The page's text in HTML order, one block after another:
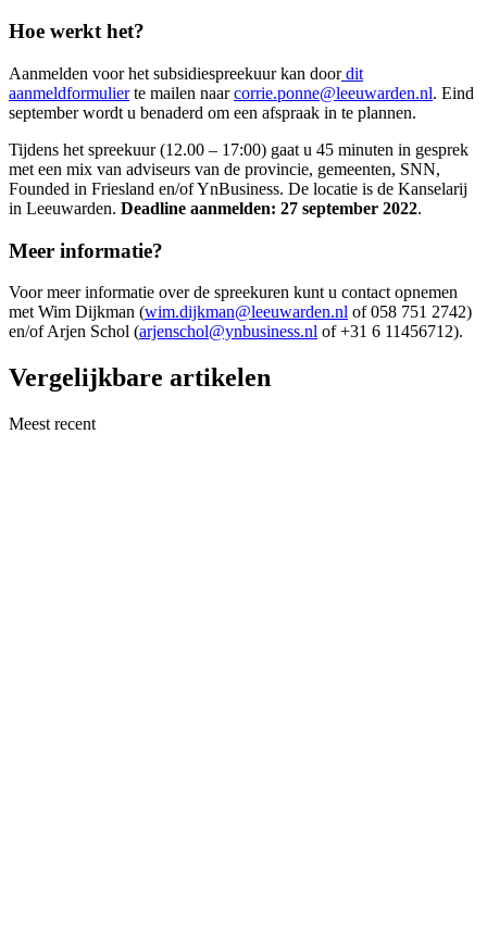
Hoe werkt het?
Aanmelden voor het subsidiespreekuur kan doordit
aanmeldformulierte mailen naarcorrie.ponne@leeuwarden.nl. Eind
september wordt u benaderd om een afspraak in te plannen.
Tijdens het spreekuur (12.00 – 17:00) gaat u 45 minuten in gesprek
met een mix van adviseurs van de provincie, gemeenten, SNN,
Founded in Friesland en/of YnBusiness. De locatie is de Kanselarij
in Leeuwarden. Deadline aanmelden: 27 september 2022.
Meer informatie?
Voor meer informatie over de spreekuren kunt u contact opnemen
met Wim Dijkman (wim.dijkman@leeuwarden.nl of 058 751 2742)
en/of Arjen Schol (arjenschol@ynbusiness.nl of +31 6 11456712).
Vergelijkbare artikelen
Meest recent